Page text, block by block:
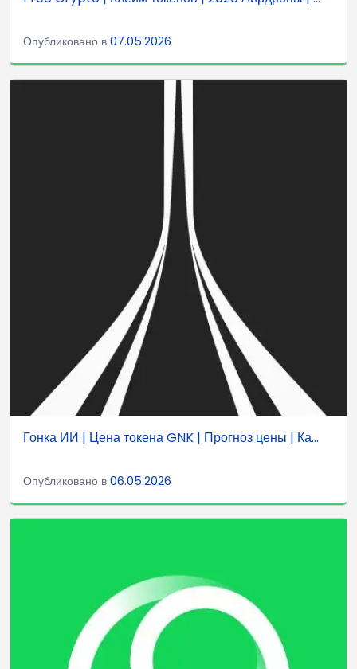
Опубликовано в 07.05.2026
Гонка ИИ | Цена токена GNK | Прогноз цены | Ка...
Опубликовано в 06.05.2026